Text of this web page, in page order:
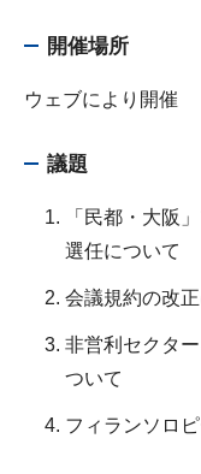
開催場所
ウェブにより開催
議題
「民都・大阪
選任について
会議規約の改
非営利セクタ
ついて
フィランソロ